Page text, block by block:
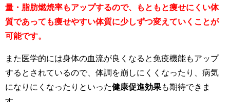
量・脂肪燃焼率もアップするので、もともと痩せにくい体
質であっても痩せやすい体質に少しずつ変えていくことが
可能です。
また医学的には身体の血流が良くなると免疫機能もアップ
するとされているので、体調を崩しにくくなったり、病気
になりにくなったりといった健康促進効果も期待できま